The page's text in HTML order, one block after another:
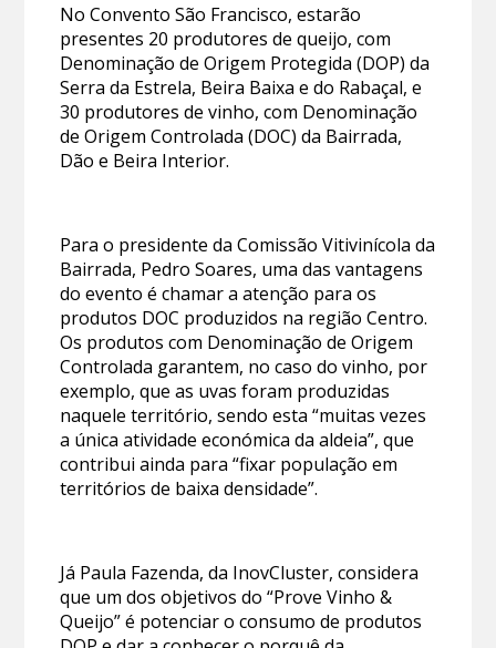
No Convento São Francisco, estarão
presentes 20 produtores de queijo, com
Denominação de Origem Protegida (DOP) da
Serra da Estrela, Beira Baixa e do Rabaçal, e
30 produtores de vinho, com Denominação
de Origem Controlada (DOC) da Bairrada,
Dão e Beira Interior.
Para o presidente da Comissão Vitivinícola da
Bairrada, Pedro Soares, uma das vantagens
do evento é chamar a atenção para os
produtos DOC produzidos na região Centro.
Os produtos com Denominação de Origem
Controlada garantem, no caso do vinho, por
exemplo, que as uvas foram produzidas
naquele território, sendo esta “muitas vezes
a única atividade económica da aldeia”, que
contribui ainda para “fixar população em
territórios de baixa densidade”.
Já Paula Fazenda, da InovCluster, considera
que um dos objetivos do “Prove Vinho &
Queijo” é potenciar o consumo de produtos